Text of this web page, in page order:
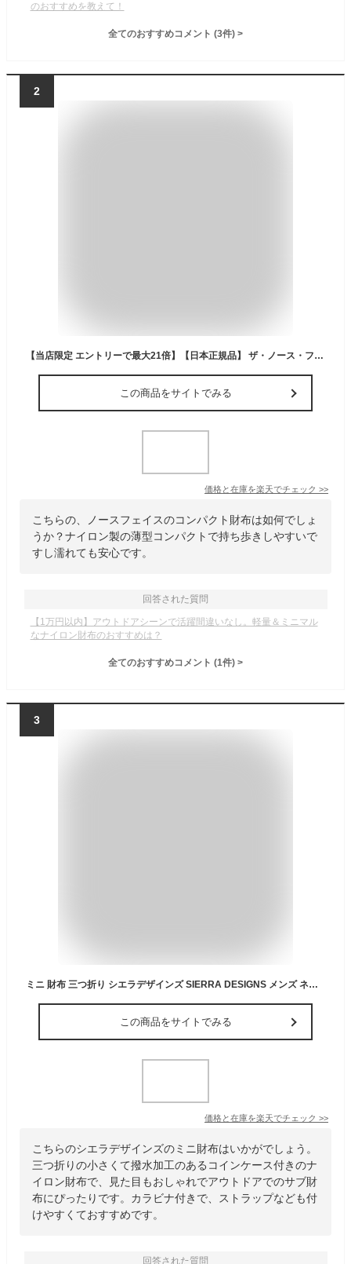
のおすすめを教えて！
全てのおすすめコメント (3件) >
2
【当店限定 エントリーで最大21倍】【日本正規品】 ザ・ノース・フェイス 財布 メンズ レディース コンパクト 男の子 女の子 THE NORTH FACE 中学生 ミニ財布 薄い ナイロン 小さめ ミニ 軽量 軽い 薄型 小銭入れ ブランド Rafter ラフターワレットSP NN22610
この商品をサイトでみる
価格と在庫を楽天でチェック >>
こちらの、ノースフェイスのコンパクト財布は如何でしょ
うか？ナイロン製の薄型コンパクトで持ち歩きしやすいで
すし濡れても安心です。
回答された質問
【1万円以内】アウトドアシーンで活躍間違いなし。軽量＆ミニマル
なナイロン財布のおすすめは？
全てのおすすめコメント (1件) >
3
ミニ 財布 三つ折り シエラデザインズ SIERRA DESIGNS メンズ ネックウォレット 黒 無地 ブランド コンパクト 小さめ ポーチ 撥水 小銭入れ コインケース コーデュラ ナイロン カラビナ シンプル アウトドア 登山 レジャー キャンプ フェス ライブ
この商品をサイトでみる
価格と在庫を楽天でチェック >>
こちらのシエラデザインズのミニ財布はいかがでしょう。
三つ折りの小さくて撥水加工のあるコインケース付きのナ
イロン財布で、見た目もおしゃれでアウトドアでのサブ財
布にぴったりです。カラビナ付きで、ストラップなども付
けやすくておすすめです。
回答された質問